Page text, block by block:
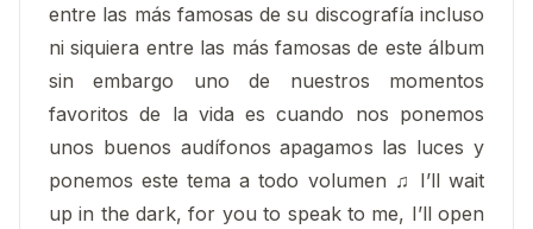
entre las más famosas de su discografía incluso
ni siquiera entre las más famosas de este álbum
sin embargo uno de nuestros momentos
favoritos de la vida es cuando nos ponemos
unos buenos audífonos apagamos las luces y
ponemos este tema a todo volumen ♫ I’ll wait
up in the dark, for you to speak to me, I’ll open